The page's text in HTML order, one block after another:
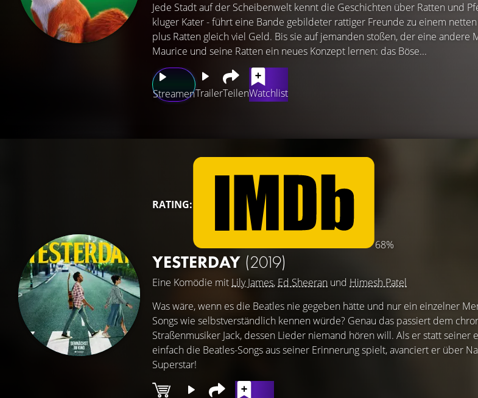
StreamenTrailerTeilenWatchlist
Jede Stadt auf der Scheibenwelt kennt die Geschichten über Ratten und
kluger Kater - führt eine Bande gebildeter rattiger Freunde zu einem
plus Ratten gleich viel Geld. Bis sie auf jemanden stoßen, der eine andere
Maurice und seine Ratten ein neues Konzept lernen: das Böse...
RATING:
68%
YESTERDAY (2019)
Eine Komödie mit Lily James, Ed Sheeran und Himesh Patel
Was wäre, wenn es die Beatles nie gegeben hätte und nur ein einzelner
Songs wie selbstverständlich kennen würde? Genau das passiert dem
Straßenmusiker Jack, dessen Lieder niemand hören will. Als er statt seiner
einfach die Beatles-Songs aus seiner Erinnerung spielt, avanciert er über
Superstar!